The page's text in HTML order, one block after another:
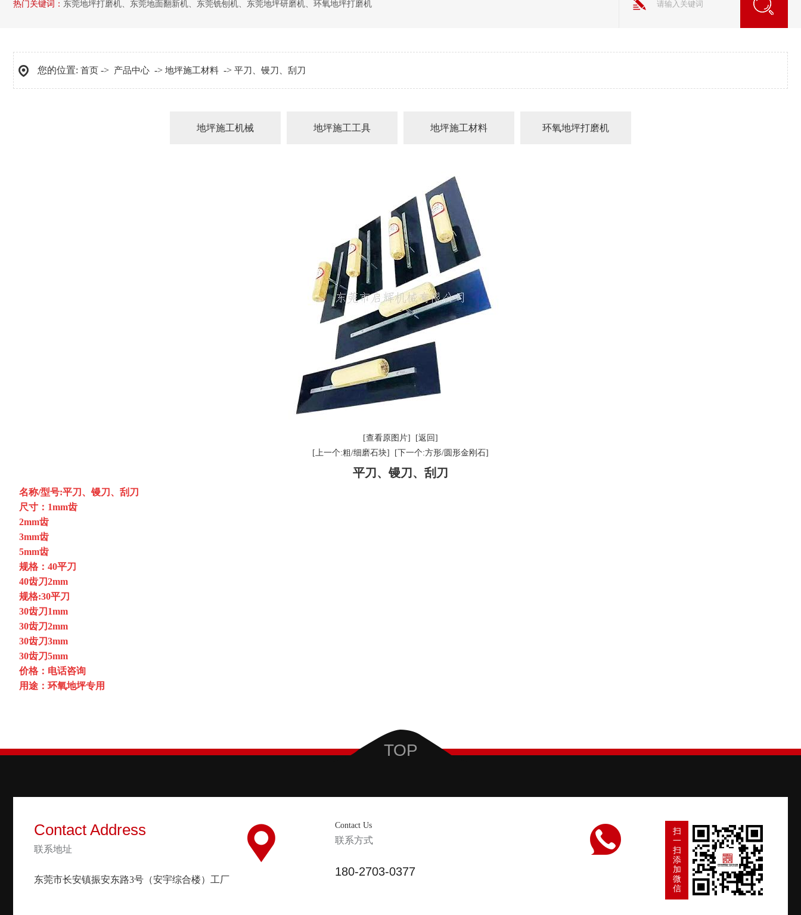
热门关键词： 东莞地坪打磨机、 东莞地面翻新机、 东莞铣刨机、 东莞地坪研磨机、 环氧地坪打磨机
您的位置: 首页 -> 产品中心 -> 地坪施工材料 -> 平刀、镘刀、刮刀
地坪施工机械 地坪施工工具 地坪施工材料 环氧地坪打磨机
[查看原图片]
[返回]
[上一个:粗/细磨石块]
[下一个:方形/圆形金刚石]
平刀、镘刀、刮刀
​名称/型号:平刀、镘刀、刮刀
尺寸：1mm齿
2mm齿
3mm齿
5mm齿
规格：40平刀
40齿刀2mm
规格:30平刀
30齿刀1mm
30齿刀2mm
30齿刀3mm
30齿刀5mm
价格：电话咨询
用途：环氧地坪专用
TOP
Contact Address
联系地址
东莞市长安镇振安东路3号（安宇综合楼）工厂
Contact Us
联系方式
180-2703-0377
扫
一
扫
添
加
微
信